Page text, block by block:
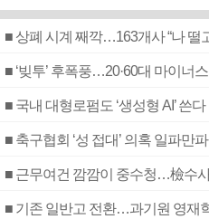
■ 상폐 시계 째깍…163개사 “나 떨
■ ‘빚투’ 후폭풍…20·60대 마이너
■ 국내 대형로펌도 ‘생성형 AI’ 쓴다
■ 근무여건 깜깜이 중수청…檢수
■ 기존 일반고 전환…과기원 영재